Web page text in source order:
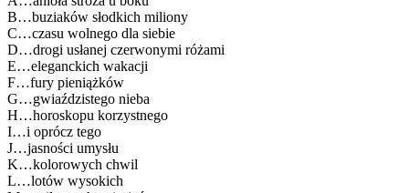
B…buziaków słodkich miliony
C…czasu wolnego dla siebie
D…drogi usłanej czerwonymi różami
E…eleganckich wakacji
F…fury pieniążków
G…gwiaździstego nieba
H…horoskopu korzystnego
I…i oprócz tego
J…jasności umysłu
K…kolorowych chwil
L…lotów wysokich